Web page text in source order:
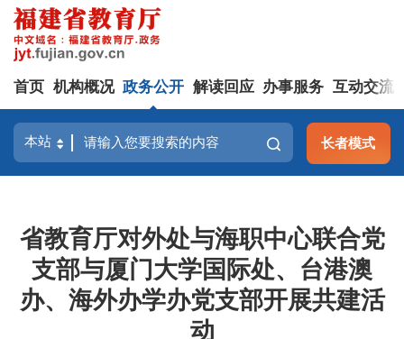
首页 机构概况 政务公开 解读回应 办事服务 互动交流
长者模式
省教育厅对外处与海职中心联合党
支部与厦门大学国际处、台港澳
办、海外办学办党支部开展共建活
动